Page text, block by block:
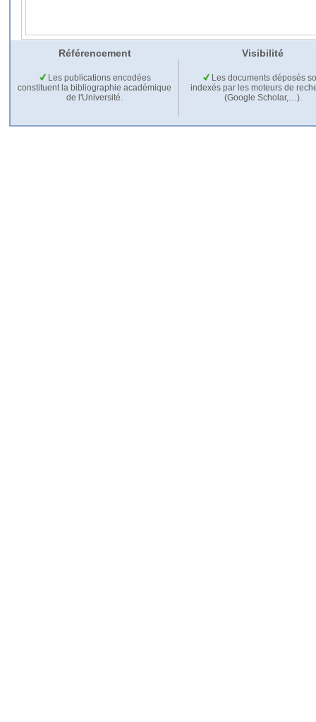
Référencement Visibilité
Les publications encodées
constituent la bibliographie académique
de l'Université.
Les documents déposés
indexés par les moteurs de
(Google Scholar,…).